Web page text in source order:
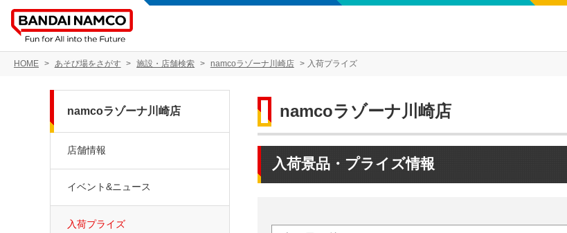
HOME あそび場をさがす 施設・店舗検索 namcoラゾーナ川崎店 入荷プライズ
namcoラゾーナ川崎店
入荷景品・プライズ情報
namcoラゾーナ川崎店
店舗情報
イベント&ニュース
入荷プライズ